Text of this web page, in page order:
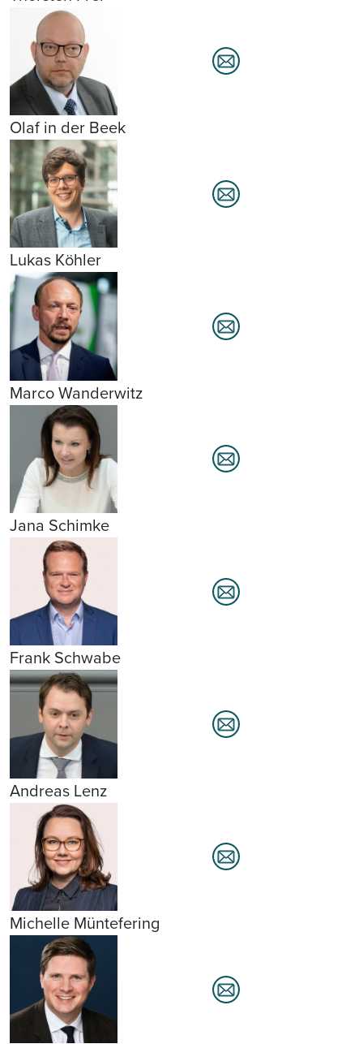
Olaf in der Beek
Lukas Köhler
Marco Wanderwitz
Jana Schimke
Frank Schwabe
Andreas Lenz
Michelle Müntefering